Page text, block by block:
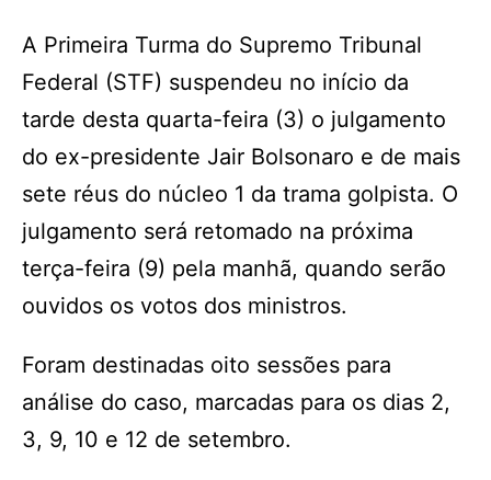
A Primeira Turma do Supremo Tribunal
Federal (STF) suspendeu no início da
tarde desta quarta-feira (3) o julgamento
do ex-presidente Jair Bolsonaro e de mais
sete réus do núcleo 1 da trama golpista. O
julgamento será retomado na próxima
terça-feira (9) pela manhã, quando serão
ouvidos os votos dos ministros.
Foram destinadas oito sessões para
análise do caso, marcadas para os dias 2,
3, 9, 10 e 12 de setembro.